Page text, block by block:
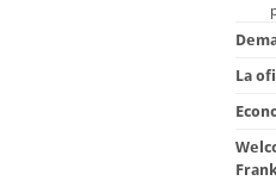
La